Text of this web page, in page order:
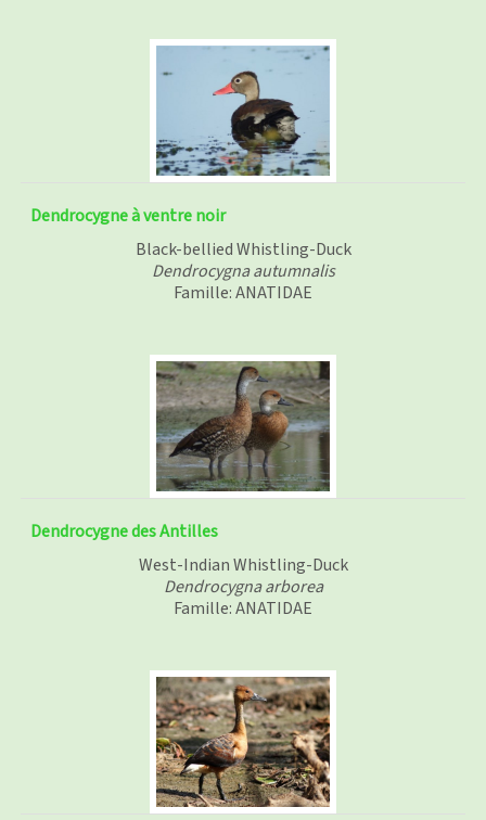
Dendrocygne à ventre noir
Black-bellied Whistling-Duck
Dendrocygna autumnalis
Famille: ANATIDAE
Dendrocygne des Antilles
West-Indian Whistling-Duck
Dendrocygna arborea
Famille: ANATIDAE